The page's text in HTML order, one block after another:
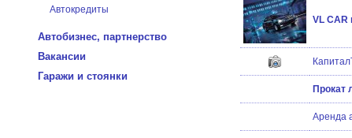
Автокредиты
Автобизнес, партнерство
Вакансии
Гаражи и стоянки
VL CAR
Прокат
Аренда